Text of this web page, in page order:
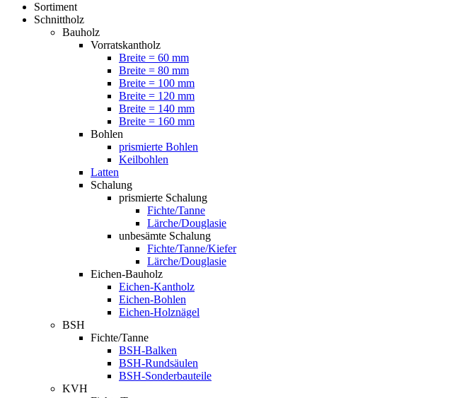
Sortiment
Schnittholz
Bauholz
Vorratskantholz
Breite = 60 mm
Breite = 80 mm
Breite = 100 mm
Breite = 120 mm
Breite = 140 mm
Breite = 160 mm
Bohlen
prismierte Bohlen
Keilbohlen
Latten
Schalung
prismierte Schalung
Fichte/Tanne
Lärche/Douglasie
unbesämte Schalung
Fichte/Tanne/Kiefer
Lärche/Douglasie
Eichen-Bauholz
Eichen-Kantholz
Eichen-Bohlen
Eichen-Holznägel
BSH
Fichte/Tanne
BSH-Balken
BSH-Rundsäulen
BSH-Sonderbauteile
KVH